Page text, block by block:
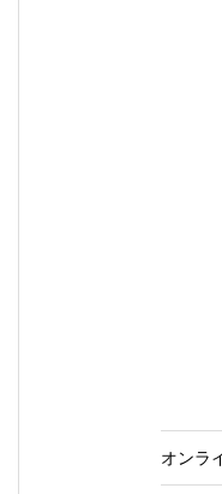
オンラ
ショッ